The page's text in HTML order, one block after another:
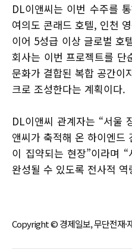
DL이앤씨는 이번 수주를
여의도 콘래드 호텔, 인천
이어 5성급 이상 글로벌 호
회사는 이번 프로젝트를
문화가 결합된 복합 공간이
크로 조성한다는 계획이다.
DL이앤씨 관계자는 “서울
앤씨가 축적해 온 하이엔드
이 집약되는 현장”이라며
완성될 수 있도록 전사적
Copyright © 경제일보, 무단전재·